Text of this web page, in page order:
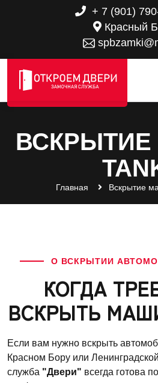
+ 7 (901)
Красный
Главная Вскрытие
О ВСКРЫТИИ
КОГДА
ВСКРЫТЬ
Если вам нужно вскрыть
Красном Бору или
служба "Двери" всегда готова